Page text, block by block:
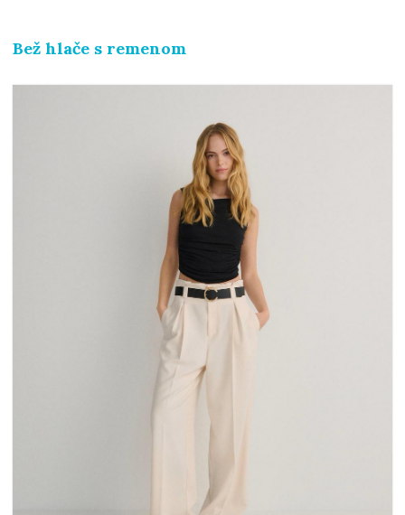
Bež hlače s remenom